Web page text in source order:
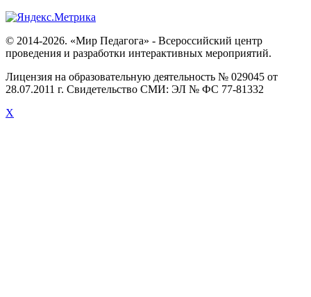
© 2014-2026. «Мир Педагога» - Всероссийский центр
проведения и разработки интерактивных мероприятий.
Лицензия на образовательную деятельность № 029045 от
28.07.2011 г. Свидетельство СМИ: ЭЛ № ФС 77-81332
X